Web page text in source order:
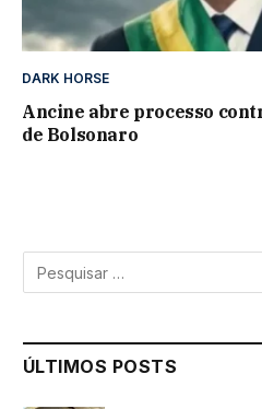
DARK HORSE
Ancine abre processo
de Bolsonaro
ÚLTIMOS POSTS